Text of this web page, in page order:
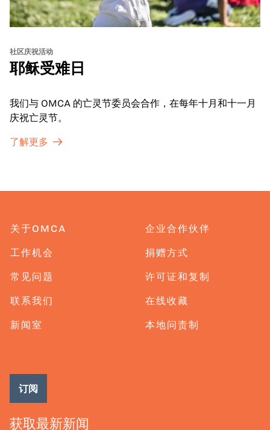
社区庆祝活动
耶稣受难日
我们与 OMCA 的亡灵节委员会合作，在每年十月和十一月
庆祝亡灵节。
了解更多
关于OMCA
工作机会
常见问题
联系我们
新闻室
企业合作伙伴
捐赠方式
许可证和复制
在线收藏
本地问责制
获取最新新闻
订阅